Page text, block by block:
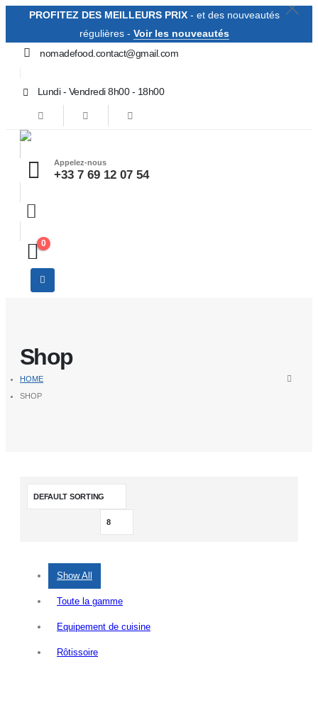
PROFITEZ DES MEILLEURS PRIX - et des nouveautés
régulières - Voir les nouveautés
nomadefood.contact@gmail.com
Lundi - Vendredi 8h00 - 18h00
Appelez-nous
+33 7 69 12 07 54
0
Shop
HOME
SHOP
Show All
Toute la gamme
Equipement de cuisine
Rôtissoire